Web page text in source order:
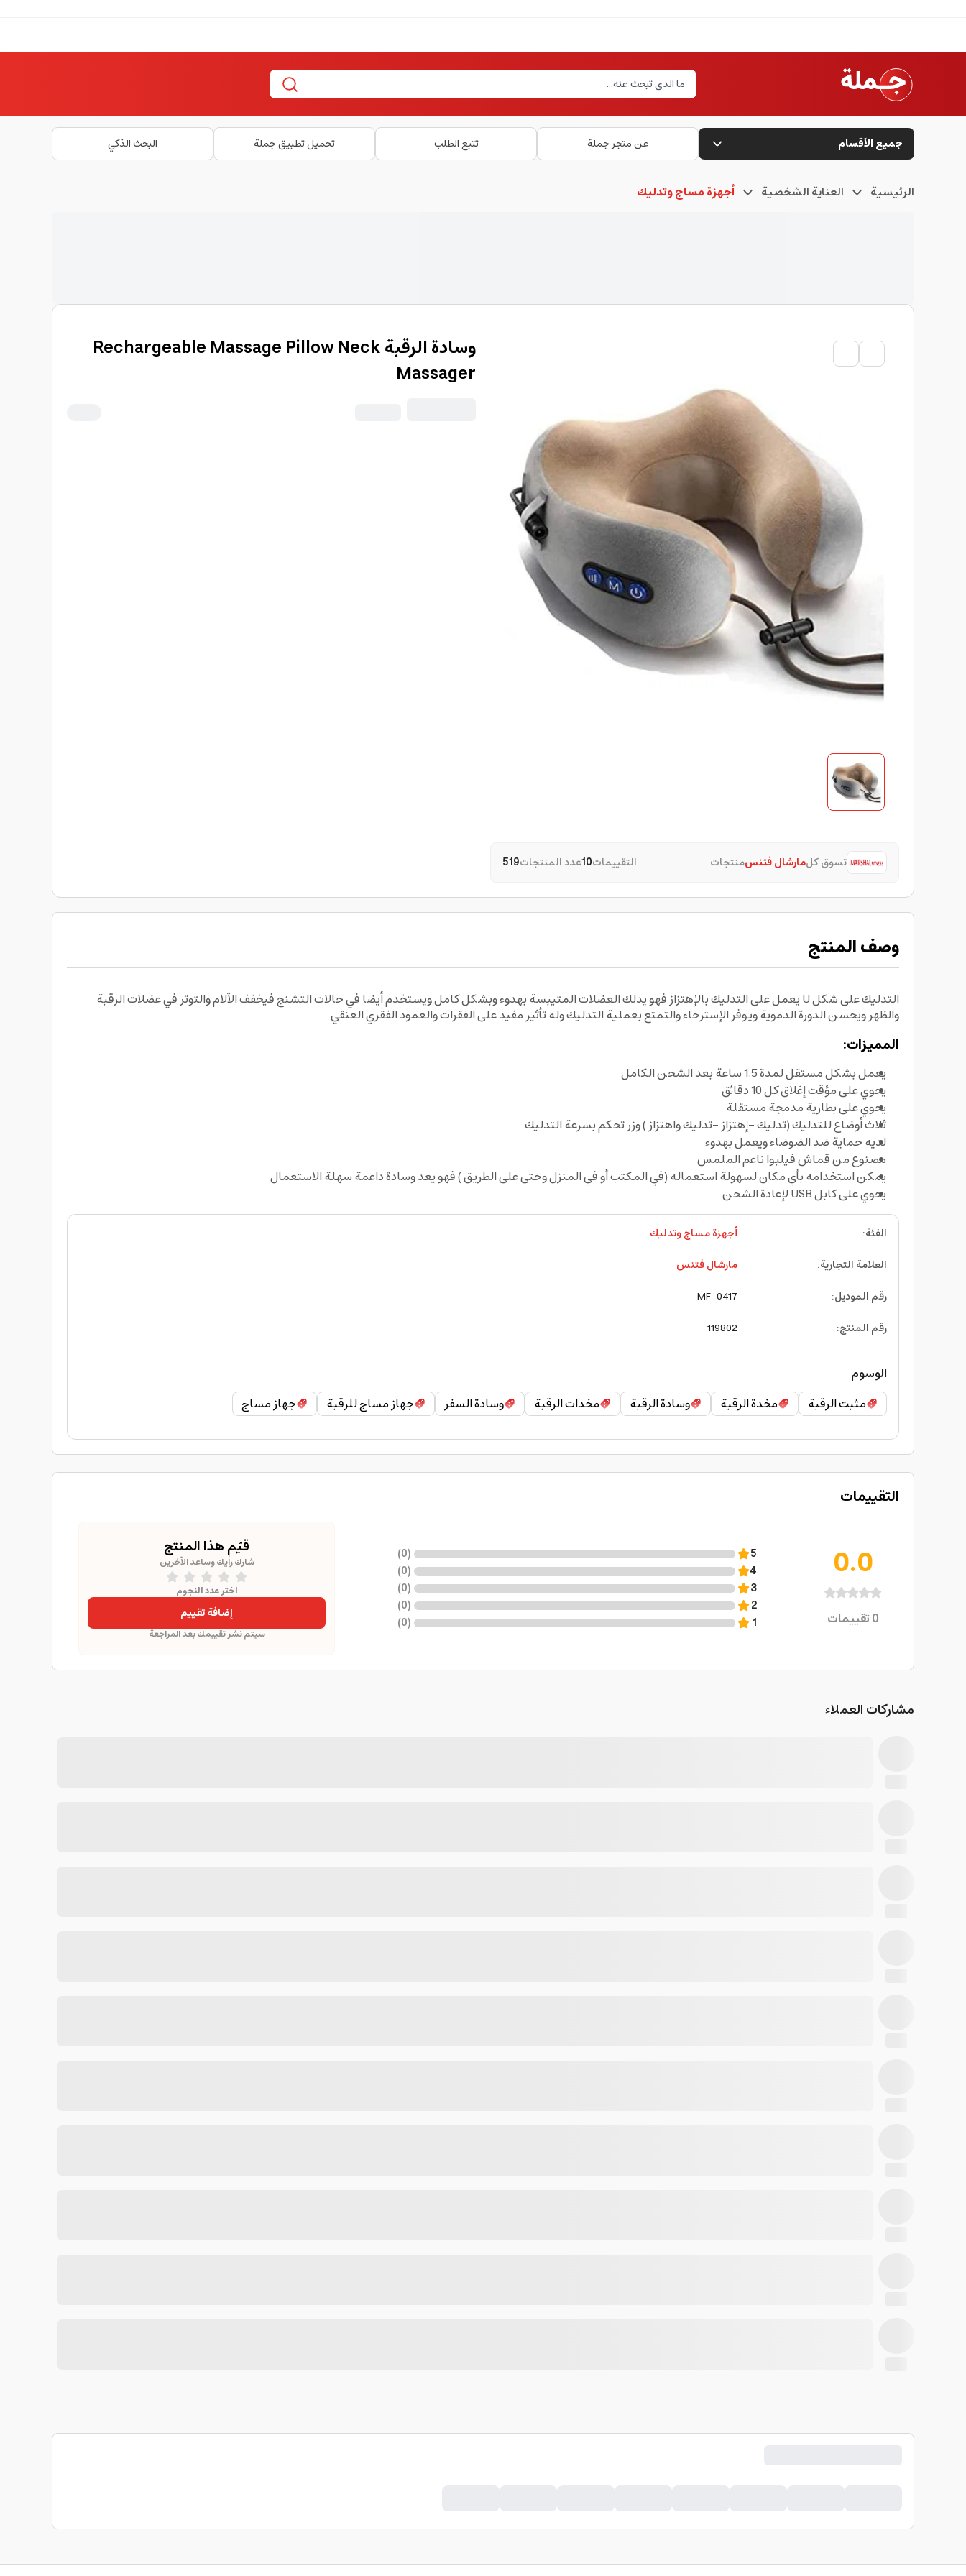
جميع الأقسام عن متجر جملة تتبع الطلب تحميل تطبيق جملة البحث الذكي
الرئيسية العناية الشخصية أجهزة مساج وتدليك
تسوق كلمارشال فتنسمنتجات التقييمات10عدد المنتجات519
وسادة الرقبة Rechargeable Massage Pillow Neck
Massager
وصف المنتج
التدليك على شكل U يعمل على التدليك بالإهتزاز فهو يدلك العضلات المتيبسة بهدوء وبشكل كامل ويستخدم أيضا في حالات التشنج فيخفف الآلام والتوتر في عضلات الرقبة
والظهر ويحسن الدورة الدموية ويوفر الإسترخاء والتمتع بعملية التدليك وله تأثير مفيد على الفقرات والعمود الفقري العنقي
المميزات:
يعمل بشكل مستقل لمدة 1.5 ساعة بعد الشحن الكامل
يحوي على مؤقت إغلاق كل 10 دقائق
يحوي على بطارية مدمجة مستقلة
ثلاث أوضاع للتدليك (تدليك -إهتزاز -تدليك واهتزاز ) وزر تحكم بسرعة التدليك
لديه حماية ضد الضوضاء ويعمل بهدوء
مصنوع من قماش فيلبوا ناعم الملمس
يمكن استخدامه بأي مكان لسهولة استعماله (في المكتب أو في المنزل وحتى على الطريق ) فهو يعد وسادة داعمة سهلة الاستعمال
يحوي على كابل USB لإعادة الشحن
الفئة:
أجهزة مساج وتدليك
العلامة التجارية:
مارشال فتنس
رقم الموديل:
MF-0417
رقم المنتج:
119802
الوسوم
مثبت الرقبة
مخدة الرقبة وسادة الرقبة مخدات الرقبة وسادة السفر جهاز مساج للرقبة جهاز مساج
التقييمات
0.0
0تقييمات
5
(
0
)
4
(
0
)
3
(
0
)
2
(
0
)
1
(
0
)
قيّم هذا المنتج
شارك رأيك وساعد الآخرين
اختر عدد النجوم
إضافة تقييم
سيتم نشر تقييمك بعد المراجعة
مشاركات العملاء